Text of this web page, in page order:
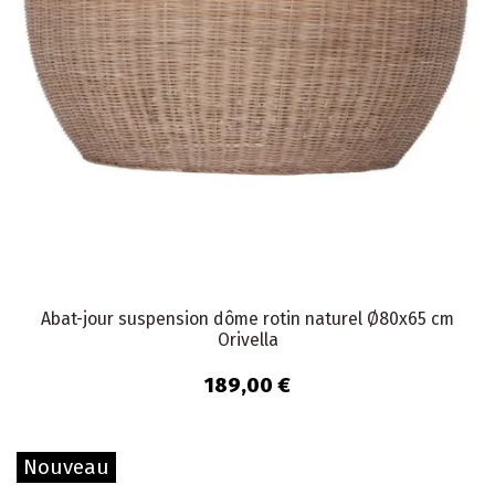
Abat-jour suspension dôme rotin naturel Ø80x65 cm
Orivella
189,00 €
Nouveau